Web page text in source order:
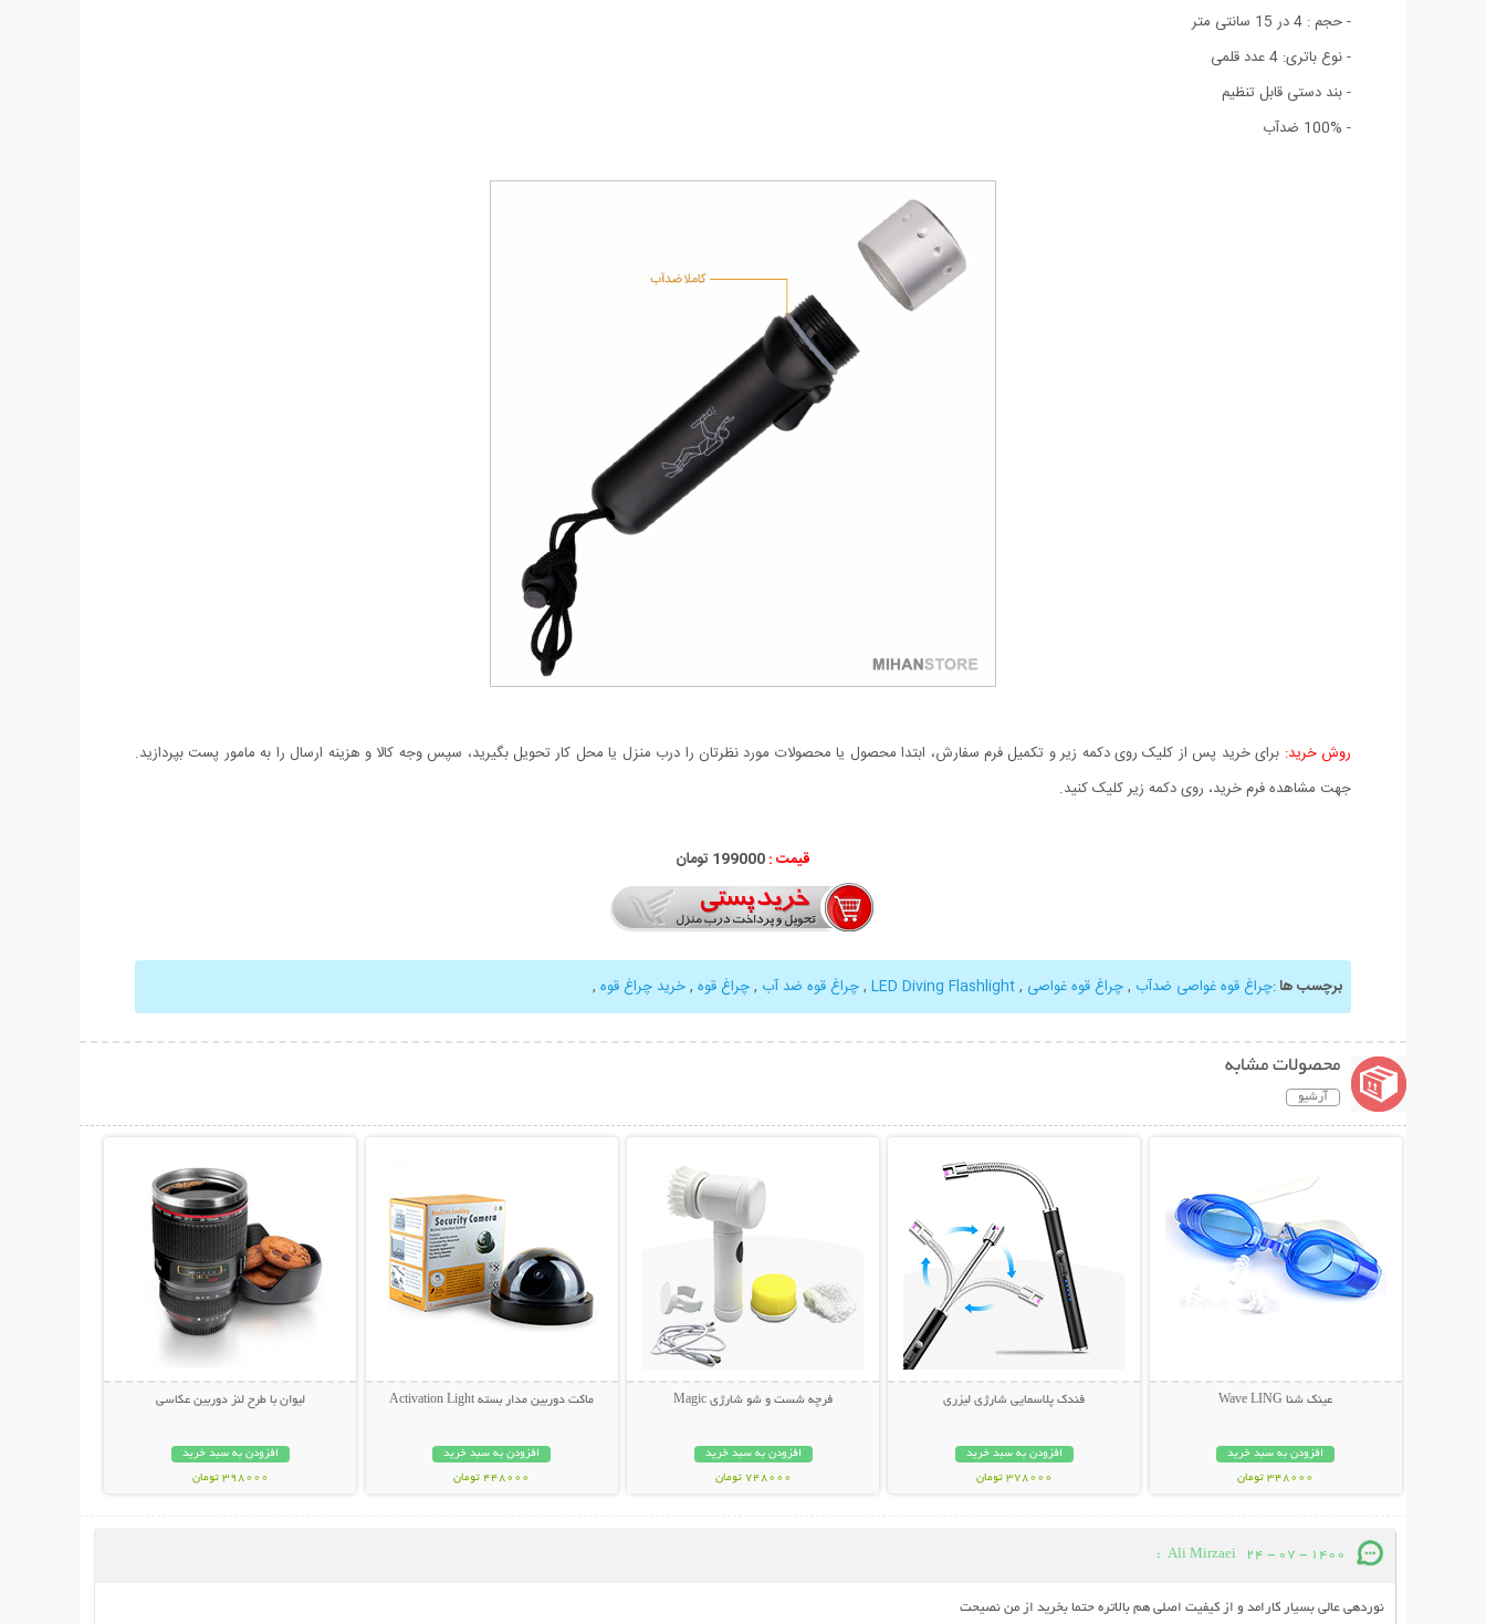
- حجم : 4 در 15 سانتی متر
- نوع باتری: 4 عدد قلمی
- بند دستی قابل تنظیم
- 100% ضدآب
روش خرید: برای خرید پس از کلیک روی دکمه زیر و تکمیل فرم سفارش، ابتدا محصول یا محصولات مورد نظرتان را درب منزل یا محل کار تحویل بگیرید، سپس وجه کالا و هزینه ارسال را به مامور پست بپردازید.
جهت مشاهده فرم خرید، روی دکمه زیر کلیک کنید.
قیمت :199000 تومان
برچسب ها:چراغ قوه غواصی ضدآب ,چراغ قوه غواصی ,
LED Diving Flashlight
,چراغ قوه ضد آب ,چراغ قوه ,خرید چراغ قوه ,
محصولات مشابه
آرشیو
عینک شنا Wave LING
افزودن به سبد خرید
348000 تومان
فندک پلاسمایی شارژی لیزری
افزودن به سبد خرید
378000 تومان
فرچه شست و شو شارژی Magic
افزودن به سبد خرید
748000 تومان
ماکت دوربین مدار بسته Activation Light
افزودن به سبد خرید
448000 تومان
لیوان با طرح لنز دوربین عکاسی
افزودن به سبد خرید
398000 تومان
Ali Mirzaei 24 - 07 - 1400
:
نوردهی عالی بسیار کارامد و از کیفیت اصلی هم بالاتره حتما بخرید از من نصیحت